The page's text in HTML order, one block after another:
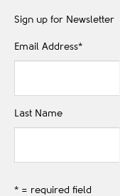
Sign up for Newsletter
Email Address*
Last Name
* = required field